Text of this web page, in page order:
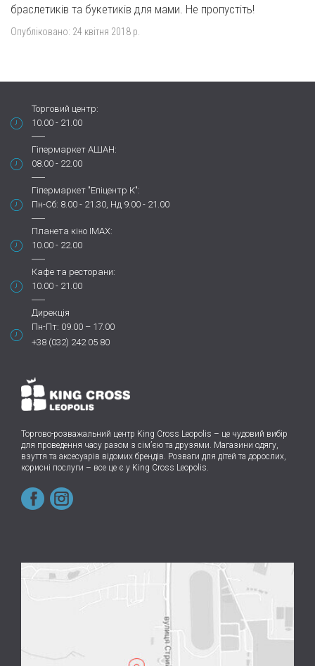
браслетиків та букетиків для мами. Не пропустіть!
Опубліковано: 24 квітня 2018 р.
Торговий центр:
10.00 - 21.00
Гіпермаркет АШАН:
08.00 - 22.00
Гіпермаркет "Епіцентр К":
Пн-Сб: 8.00 - 21.30, Нд 9.00 - 21.00
Планета кіно IMAX:
10.00 - 22.00
Кафе та ресторани:
10.00 - 21.00
Дирекція
Пн-Пт: 09.00 – 17.00
+38 (032) 242 05 80
Торгово-розважальний центр King Cross Leopolis – це чудовий вибір
для проведення часу разом з сім’єю та друзями. Магазини одягу,
взуття та аксесуарів відомих брендів. Розваги для дітей та дорослих,
корисні послуги – все це є у King Cross Leopolis.